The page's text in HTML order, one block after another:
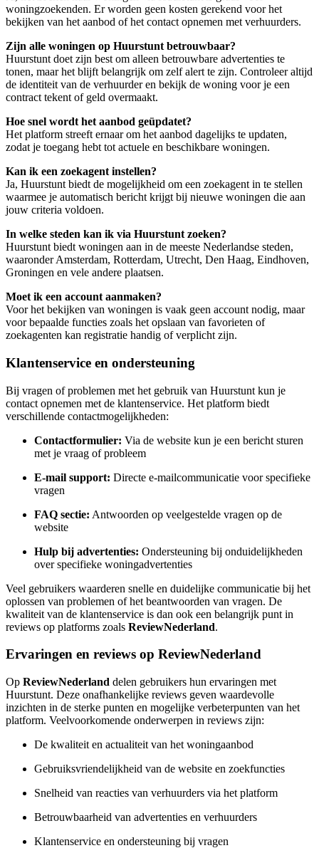
woningzoekenden. Er worden geen kosten gerekend voor het
bekijken van het aanbod of het contact opnemen met verhuurders.
Zijn alle woningen op Huurstunt betrouwbaar?
Huurstunt doet zijn best om alleen betrouwbare advertenties te
tonen, maar het blijft belangrijk om zelf alert te zijn. Controleer altijd
de identiteit van de verhuurder en bekijk de woning voor je een
contract tekent of geld overmaakt.
Hoe snel wordt het aanbod geüpdatet?
Het platform streeft ernaar om het aanbod dagelijks te updaten,
zodat je toegang hebt tot actuele en beschikbare woningen.
Kan ik een zoekagent instellen?
Ja, Huurstunt biedt de mogelijkheid om een zoekagent in te stellen
waarmee je automatisch bericht krijgt bij nieuwe woningen die aan
jouw criteria voldoen.
In welke steden kan ik via Huurstunt zoeken?
Huurstunt biedt woningen aan in de meeste Nederlandse steden,
waaronder Amsterdam, Rotterdam, Utrecht, Den Haag, Eindhoven,
Groningen en vele andere plaatsen.
Moet ik een account aanmaken?
Voor het bekijken van woningen is vaak geen account nodig, maar
voor bepaalde functies zoals het opslaan van favorieten of
zoekagenten kan registratie handig of verplicht zijn.
Klantenservice en ondersteuning
Bij vragen of problemen met het gebruik van Huurstunt kun je
contact opnemen met de klantenservice. Het platform biedt
verschillende contactmogelijkheden:
Contactformulier: Via de website kun je een bericht sturen
met je vraag of probleem
E-mail support: Directe e-mailcommunicatie voor specifieke
vragen
FAQ sectie: Antwoorden op veelgestelde vragen op de
website
Hulp bij advertenties: Ondersteuning bij onduidelijkheden
over specifieke woningadvertenties
Veel gebruikers waarderen snelle en duidelijke communicatie bij het
oplossen van problemen of het beantwoorden van vragen. De
kwaliteit van de klantenservice is dan ook een belangrijk punt in
reviews op platforms zoals ReviewNederland.
Ervaringen en reviews op ReviewNederland
Op ReviewNederland delen gebruikers hun ervaringen met
Huurstunt. Deze onafhankelijke reviews geven waardevolle
inzichten in de sterke punten en mogelijke verbeterpunten van het
platform. Veelvoorkomende onderwerpen in reviews zijn:
De kwaliteit en actualiteit van het woningaanbod
Gebruiksvriendelijkheid van de website en zoekfuncties
Snelheid van reacties van verhuurders via het platform
Betrouwbaarheid van advertenties en verhuurders
Klantenservice en ondersteuning bij vragen